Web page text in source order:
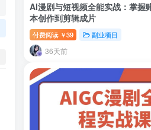
AI漫剧与短视频全能实战：掌
本创作到剪辑成片
付费阅读 ￥39 副业项目
36天前